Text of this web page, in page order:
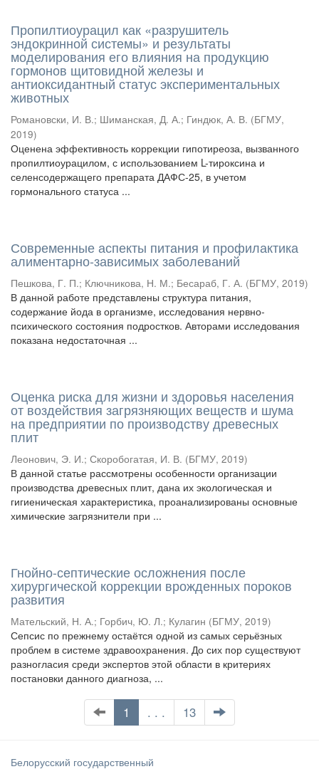
Пропилтиоурацил как «разрушитель
эндокринной системы» и результаты
моделирования его влияния на продукцию
гормонов щитовидной железы и
антиоксидантный статус экспериментальных
животных
Романовски, И. В.; Шиманская, Д. А.; Гиндюк, А. В. (БГМУ,
2019)
Оценена эффективность коррекции гипотиреоза, вызванного
пропилтиоурацилом, с использованием L-тироксина и
селенсодержащего препарата ДАФС-25, в учетом
гормонального статуса ...
Современные аспекты питания и профилактика
алиментарно-зависимых заболеваний
Пешкова, Г. П.; Ключникова, Н. М.; Бесараб, Г. А. (БГМУ, 2019)
В данной работе представлены структура питания,
содержание йода в организме, исследования нервно-
психического состояния подростков. Авторами исследования
показана недостаточная ...
Оценка риска для жизни и здоровья населения
от воздействия загрязняющих веществ и шума
на предприятии по производству древесных
плит
Леонович, Э. И.; Скоробогатая, И. В. (БГМУ, 2019)
В данной статье рассмотрены особенности организации
производства древесных плит, дана их экологическая и
гигиеническая характеристика, проанализированы основные
химические загрязнители при ...
Гнойно-септические осложнения после
хирургической коррекции врожденных пороков
развития
Мательский, Н. А.; Горбич, Ю. Л.; Кулагин (БГМУ, 2019)
Сепсис по прежнему остаётся одной из самых серьёзных
проблем в системе здравоохранения. До сих пор существуют
разногласия среди экспертов этой области в критериях
постановки данного диагноза, ...
1 . . . 13
Белорусский государственный